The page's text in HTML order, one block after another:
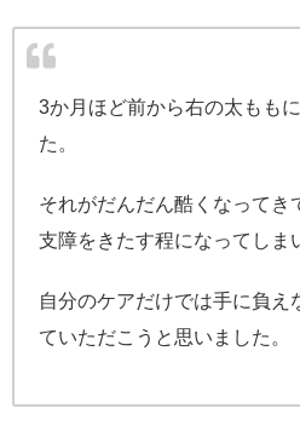
3か月ほど前から右の太もも
た。
それがだんだん酷くなってき
支障をきたす程になってしま
自分のケアだけでは手に負え
ていただこうと思いました。